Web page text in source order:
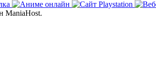
ManiaHost.